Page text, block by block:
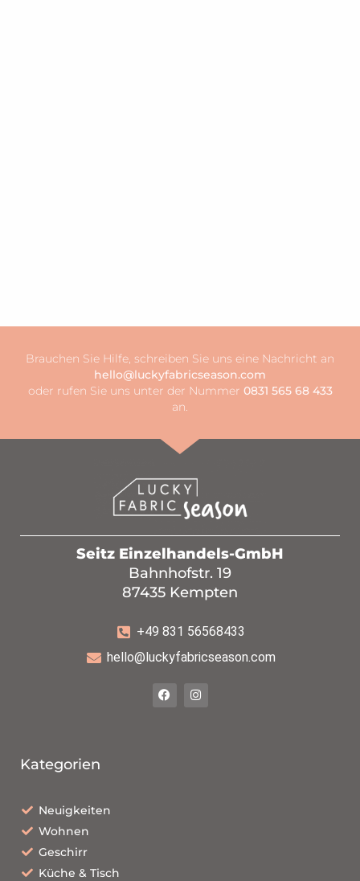
Brauchen Sie Hilfe, schreiben Sie uns eine Nachricht an
hello@luckyfabricseason.com
oder rufen Sie uns unter der Nummer 0831 565 68 433
an.
Seitz Einzelhandels-GmbH
Bahnhofstr. 19
87435 Kempten
+49 831 56568433
hello@luckyfabricseason.com
Kategorien
Neuigkeiten
Wohnen
Geschirr
Küche & Tisch